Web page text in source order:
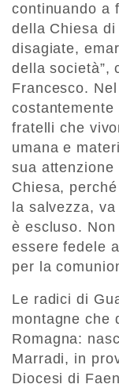
continuando a
della Chiesa
disagiate,
della società”,
Francesco.
fratelli che
umana e
sua attenzione
Chiesa,
la salvezza,
è escluso.
essere fedele
per la
Le radici di
montagne che
Romagna:
Marradi, in
Diocesi di